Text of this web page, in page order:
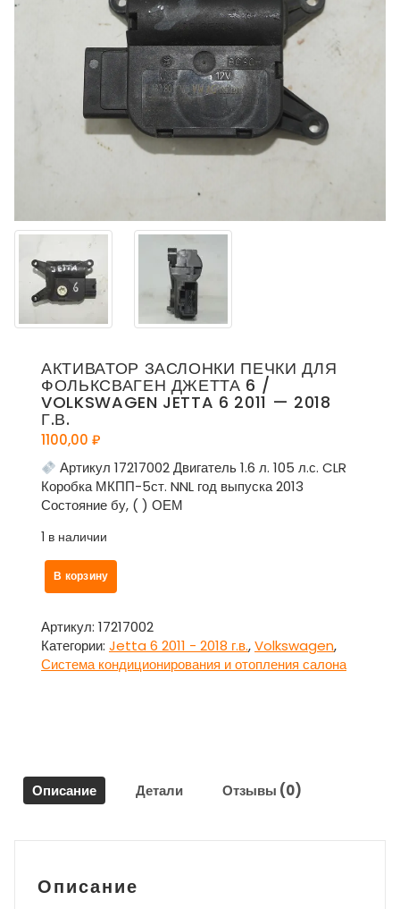
АКТИВАТОР ЗАСЛОНКИ ПЕЧКИ ДЛЯ
ФОЛЬКСВАГЕН ДЖЕТТА 6 /
VOLKSWAGEN JETTA 6 2011 — 2018
Г.В.
1100,00 ₽
Артикул 17217002 Двигатель 1.6 л. 105 л.с. CLR
Коробка МКПП-5ст. NNL год выпуска 2013
Состояние бу, ( ) ОЕМ
1 в наличии
Количество
товара
заслонки
печки
для
Jetta
6
В корзину
Артикул: 17217002
Категории: Jetta 6 2011 - 2018 г.в.,Volkswagen,
Система кондиционирования и отопления салона
Описание Детали Отзывы (0)
Описание